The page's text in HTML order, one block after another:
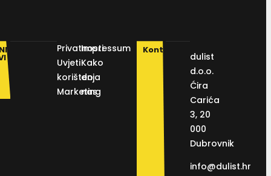
Privatnosti
Uvjeti
korištenja
Marketing
Impressum
Kako
do
nas
Kontakt
dulist
d.o.o.
Ćira
Carića
3, 20
000
Dubrovnik
info@dulist.hr